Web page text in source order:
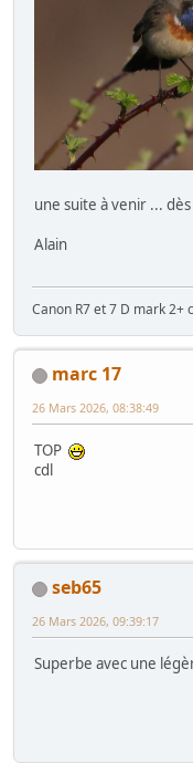
une suite à venir ...
Alain
Canon R7 et 7 D mark 2+
marc 17
26 Mars 2026, 08:38:49
TOP
cdl
seb65
26 Mars 2026, 09:39:17
Superbe avec une